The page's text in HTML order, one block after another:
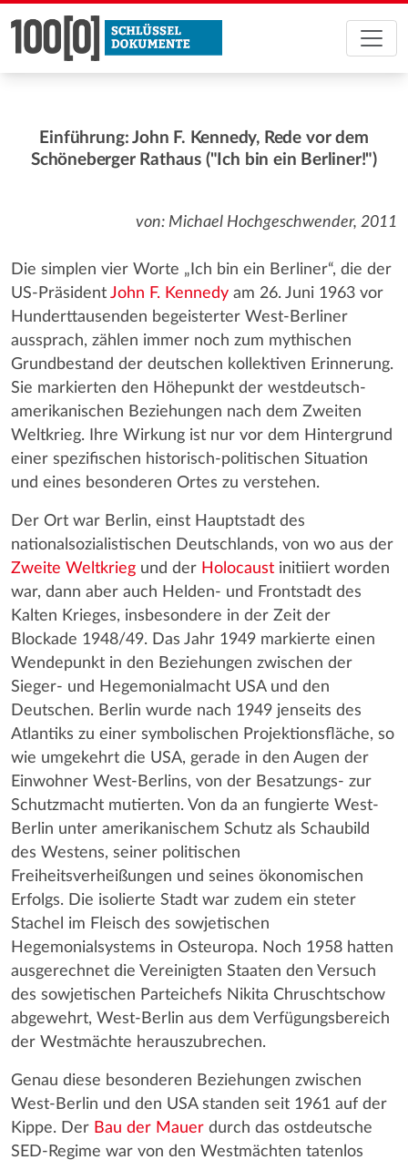
Einführung: John F. Kennedy, Rede vor dem
Schöneberger Rathaus ("Ich bin ein Berliner!")
von: Michael Hochgeschwender, 2011
Die simplen vier Worte „Ich bin ein Berliner“, die der
US-Präsident John F. Kennedy am 26. Juni 1963 vor
Hunderttausenden begeisterter West-Berliner
aussprach, zählen immer noch zum mythischen
Grundbestand der deutschen kollektiven Erinnerung.
Sie markierten den Höhepunkt der westdeutsch-
amerikanischen Beziehungen nach dem Zweiten
Weltkrieg. Ihre Wirkung ist nur vor dem Hintergrund
einer spezifischen historisch-politischen Situation
und eines besonderen Ortes zu verstehen.
Der Ort war Berlin, einst Hauptstadt des
nationalsozialistischen Deutschlands, von wo aus der
Zweite Weltkrieg und der Holocaust initiiert worden
war, dann aber auch Helden- und Frontstadt des
Kalten Krieges, insbesondere in der Zeit der
Blockade 1948/49. Das Jahr 1949 markierte einen
Wendepunkt in den Beziehungen zwischen der
Sieger- und Hegemonialmacht USA und den
Deutschen. Berlin wurde nach 1949 jenseits des
Atlantiks zu einer symbolischen Projektionsfläche, so
wie umgekehrt die USA, gerade in den Augen der
Einwohner West-Berlins, von der Besatzungs- zur
Schutzmacht mutierten. Von da an fungierte West-
Berlin unter amerikanischem Schutz als Schaubild
des Westens, seiner politischen
Freiheitsverheißungen und seines ökonomischen
Erfolgs. Die isolierte Stadt war zudem ein steter
Stachel im Fleisch des sowjetischen
Hegemonialsystems in Osteuropa. Noch 1958 hatten
ausgerechnet die Vereinigten Staaten den Versuch
des sowjetischen Parteichefs Nikita Chruschtschow
abgewehrt, West-Berlin aus dem Verfügungsbereich
der Westmächte herauszubrechen.
Genau diese besonderen Beziehungen zwischen
West-Berlin und den USA standen seit 1961 auf der
Kippe. Der Bau der Mauer durch das ostdeutsche
SED-Regime war von den Westmächten tatenlos